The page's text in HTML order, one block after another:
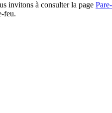
invitons à consulter la page
feu.